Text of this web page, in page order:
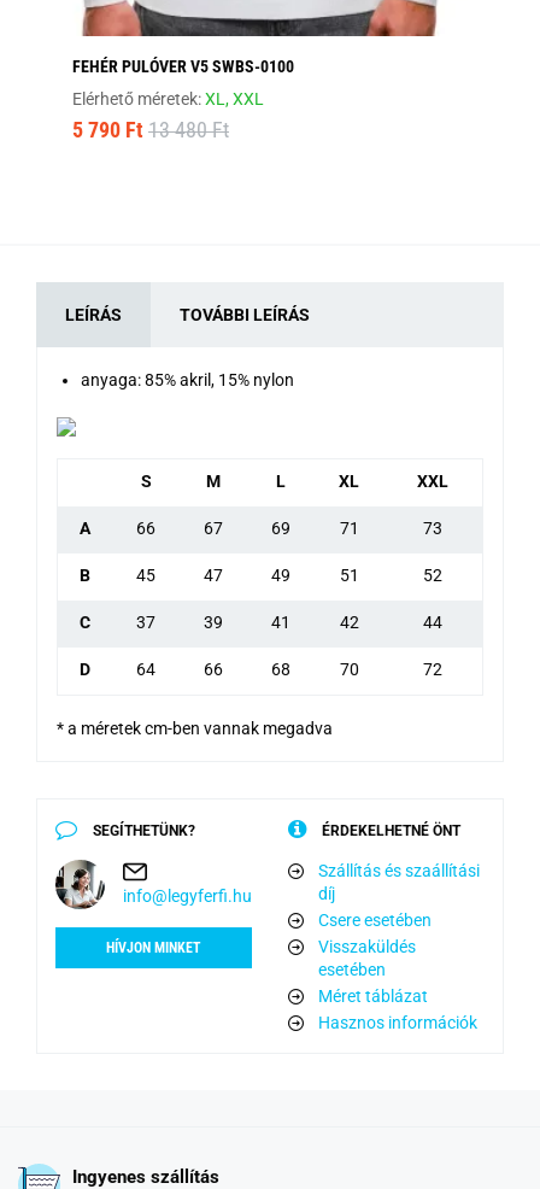
FEHÉR PULÓVER V5 SWBS-0100
Elérhető méretek:XL,XXL
5 790 Ft 13 480 Ft
LEÍRÁS TOVÁBBI LEÍRÁS
anyaga: 85% akril, 15% nylon
S M L XL XXL
A 66 67 69 71 73
B 45 47 49 51 52
C 37 39 41 42 44
D 64 66 68 70 72
* a méretek cm-ben vannak megadva
SEGÍTHETÜNK?
info@legyferfi.hu
HÍVJON MINKET
ÉRDEKELHETNÉ ÖNT
Szállítás és szaállítási
díj
Csere esetében
Visszaküldés
esetében
Méret táblázat
Hasznos információk
Ingyenes szállítás